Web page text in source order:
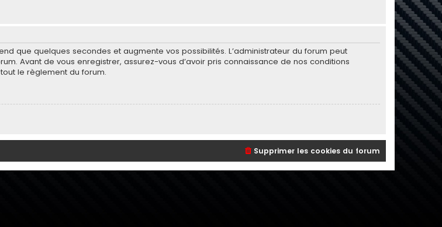
que quelques secondes et augmente vos possibilités. L’administrateur du forum peut
Avant de vous enregistrer, assurez-vous d’avoir pris connaissance de nos conditions
le règlement du forum.
Supprimer les cookies du forum